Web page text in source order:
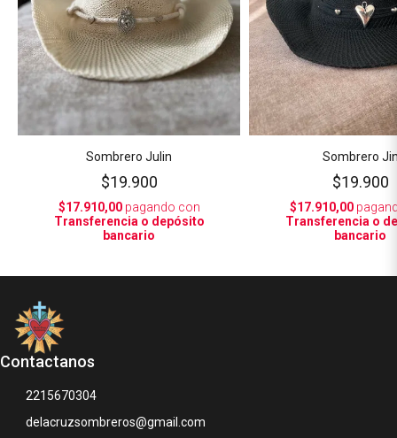
Sombrero Julin
$19.900
$17.910,00pagando con
Transferencia o depósito
bancario
Sombrero
$19.900
$17.910,00
Transferencia o
bancario
Contactanos
2215670304
delacruzsombreros@gmail.com